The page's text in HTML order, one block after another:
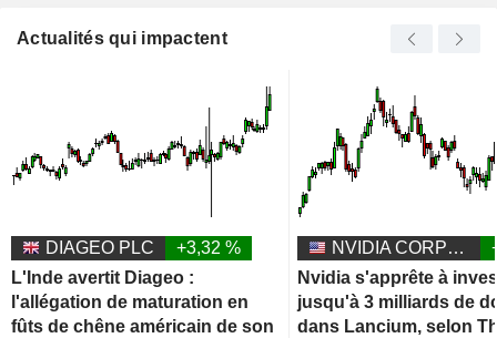
Actualités qui impactent
DIAGEO PLC
+3,32 %
L'Inde avertit Diageo :
l'allégation de maturation en
fûts de chêne américain de son
NVIDIA CORPORATION
Nvidia s'apprête à
jusqu'à 3 milliards de
dans Lancium, selon